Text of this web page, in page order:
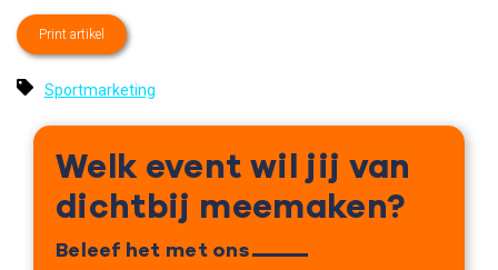
Print artikel
Sportmarketing
Welk event wil jij van
dichtbij meemaken?
Beleef het met ons